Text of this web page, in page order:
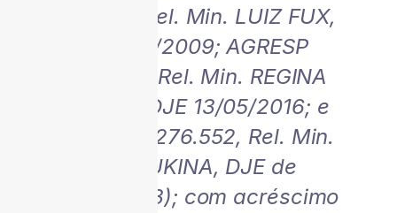
951.233, Rel. Min. LUIZ FUX,
DJE 19/02/2009; AGRESP
1.573.297, Rel. Min. REGINA
HELENA, DJE 13/05/2016; e
AGRESP 1.276.552, Rel. Min.
SÉRGIO KUKINA, DJE de
29/10/2013); com acréscimo